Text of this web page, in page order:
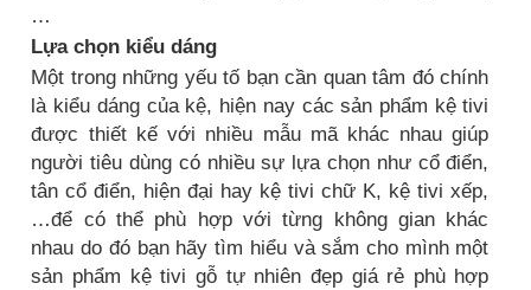
…
Lựa chọn kiểu dáng
Một trong những yếu tố bạn cần quan tâm đó chính
là kiểu dáng của kệ, hiện nay các sản phẩm kệ tivi
được thiết kế với nhiều mẫu mã khác nhau giúp
người tiêu dùng có nhiều sự lựa chọn như cổ điển,
tân cổ điển, hiện đại hay kệ tivi chữ K, kệ tivi xếp,
…để có thể phù hợp với từng không gian khác
nhau do đó bạn hãy tìm hiểu và sắm cho mình một
sản phẩm kệ tivi gỗ tự nhiên đẹp giá rẻ phù hợp